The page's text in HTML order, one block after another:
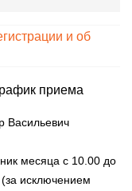
и об
приема
Васильевич
месяца с 10.00 до
исключением